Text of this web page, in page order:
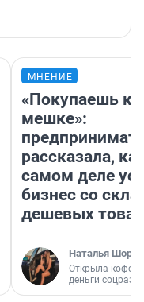
МНЕНИЕ
«Покупаешь
мешке»:
рассказала,
самом деле
бизнес со
дешевых
Наталья
Открыла
деньги